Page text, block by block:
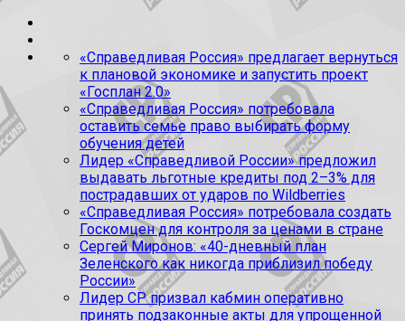
«Справедливая Россия» предлагает вернуться
к плановой экономике и запустить проект
«Госплан 2.0»
«Справедливая Россия» потребовала
оставить семье право выбирать форму
обучения детей
Лидер «Справедливой России» предложил
выдавать льготные кредиты под 2–3% для
пострадавших от ударов по Wildberries
«Справедливая Россия» потребовала создать
Госкомцен для контроля за ценами в стране
Сергей Миронов: «40-дневный план
Зеленского как никогда приблизил победу
России»
Лидер СР призвал кабмин оперативно
принять подзаконные акты для упрощенной